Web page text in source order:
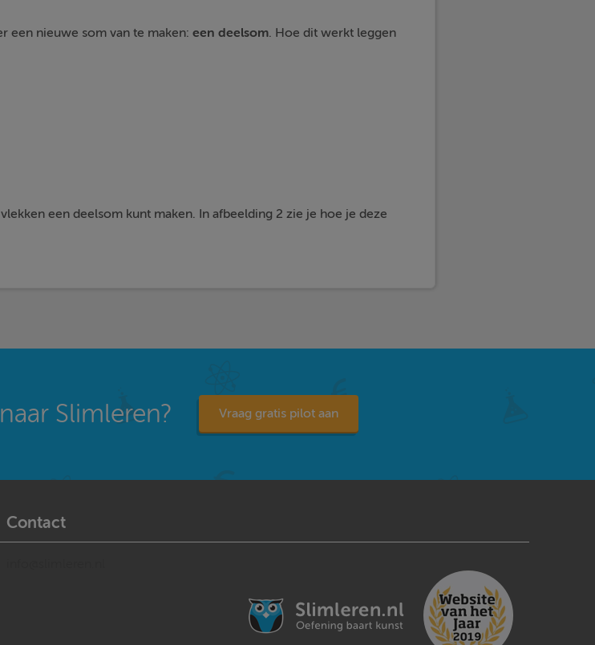
een nieuwe som van te maken: een deelsom. Hoe dit werkt leggen
een deelsom kunt maken. In afbeelding 2 zie je hoe je deze
Slimleren? Vraag gratis pilot aan
Contact